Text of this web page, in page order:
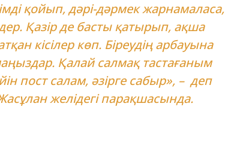
қойып, дәрі-дәрмек жарнамаласа,
Қазір де басты қатырып, ақша
кісілер көп. Біреудің арбауына
Қалай салмақ тастағаным
пост салам, әзірге сабыр», – деп
желідегі парақшасында.